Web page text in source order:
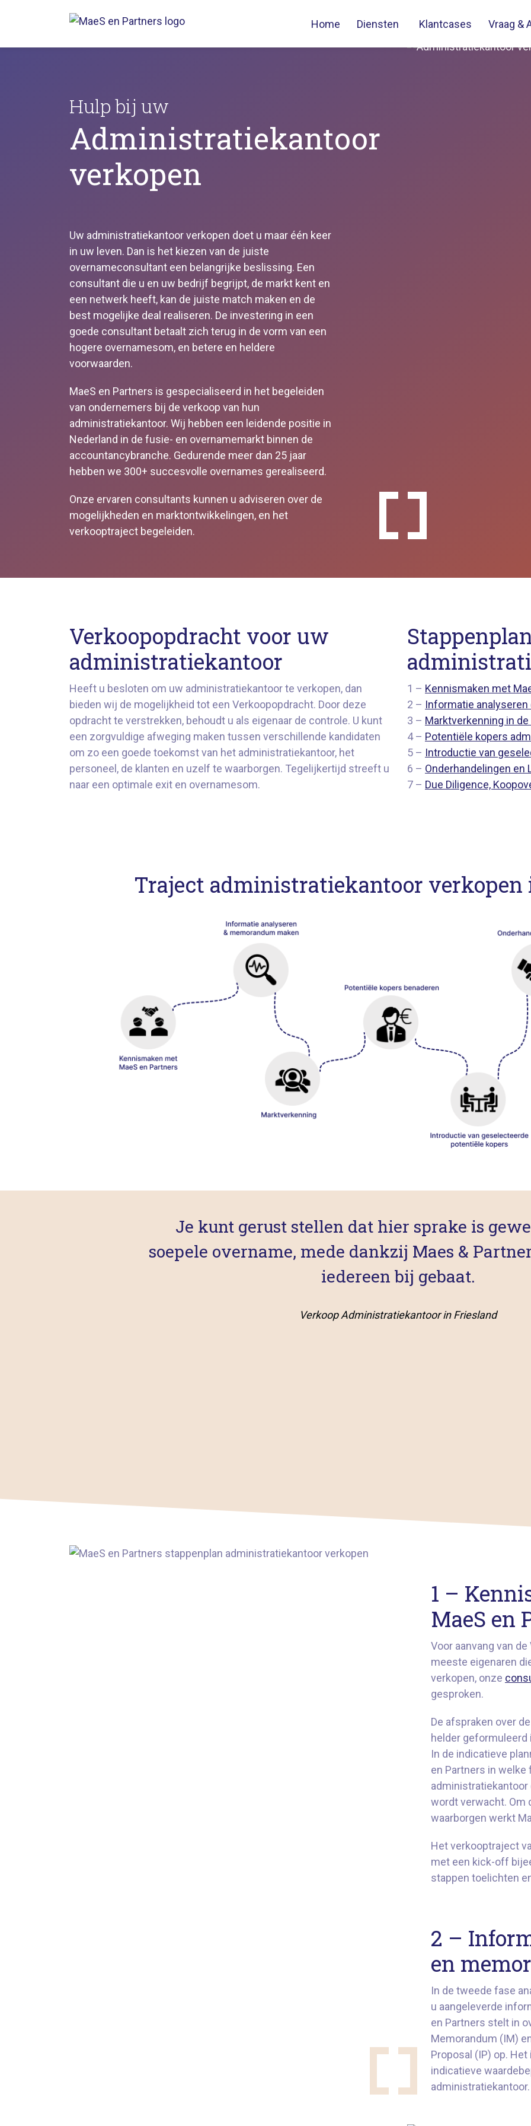
Home Diensten Klantcases Vraag &
Hulp bij uw
Administratiekantoor
verkopen
Uw administratiekantoor verkopen doet u maar één keer
in uw leven. Dan is het kiezen van de juiste
overnameconsultant een belangrijke beslissing. Een
consultant die u en uw bedrijf begrijpt, de markt kent en
een netwerk heeft, kan de juiste match maken en de
best mogelijke deal realiseren. De investering in een
goede consultant betaalt zich terug in de vorm van een
hogere overnamesom, en betere en heldere
voorwaarden.
MaeS en Partners is gespecialiseerd in het begeleiden
van ondernemers bij de verkoop van hun
administratiekantoor. Wij hebben een leidende positie in
Nederland in de fusie- en overnamemarkt binnen de
accountancybranche. Gedurende meer dan 25 jaar
hebben we 300+ succesvolle overnames gerealiseerd.
Onze ervaren consultants kunnen u adviseren over de
mogelijkheden en marktontwikkelingen, en het
verkooptraject begeleiden.
Verkoopopdracht voor uw
administratiekantoor
Heeft u besloten om uw administratiekantoor te verkopen, dan
bieden wij de mogelijkheid tot een Verkoopopdracht. Door deze
opdracht te verstrekken, behoudt u als eigenaar de controle. U kunt
een zorgvuldige afweging maken tussen verschillende kandidaten
om zo een goede toekomst van het administratiekantoor, het
personeel, de klanten en uzelf te waarborgen. Tegelijkertijd streeft u
naar een optimale exit en overnamesom.
1 – Kennismaken met
2 – Informatie
3 – Marktverkenning in
4 – Potentiële kopers
5 – Introductie van
6 – Onderhandelingen en
7 – Due Diligence,
Traject administratiekantoor
Je kunt gerust stellen dat hier sprake is
soepele overname, mede dankzij Maes &
iedereen bij gebaat.
Verkoop Administratiekantoor in Friesland
1 –
MaeS en
Voor aanvang van
meeste eigenaren
verkopen, onze
gesproken.
De afspraken over
helder
In de indicatieve
en Partners in welke
administratiekantoor
wordt verwacht. Om
waarborgen werkt
Het verkooptraject
met een kick-off
stappen toelichten
2 –
en
In de tweede fase
u aangeleverde
en Partners stelt in
Memorandum (IM)
Proposal (IP) op.
indicatieve
administratiekantoor.